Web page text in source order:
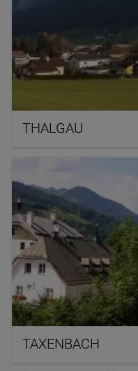
THALGAU
TAXENBACH